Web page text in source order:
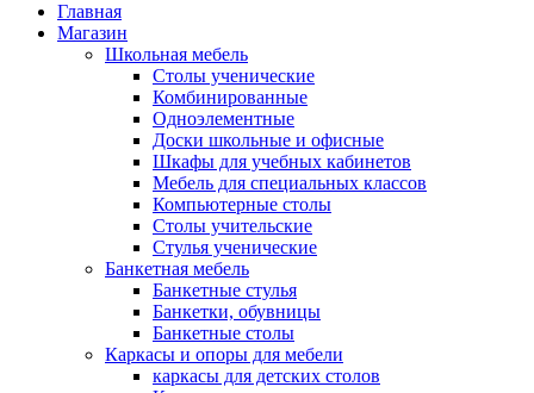
Главная
Магазин
Школьная мебель
Столы ученические
Комбинированные
Одноэлементные
Доски школьные и офисные
Шкафы для учебных кабинетов
Мебель для специальных классов
Компьютерные столы
Столы учительские
Стулья ученические
Банкетная мебель
Банкетные стулья
Банкетки, обувницы
Банкетные столы
Каркасы и опоры для мебели
каркасы для детских столов